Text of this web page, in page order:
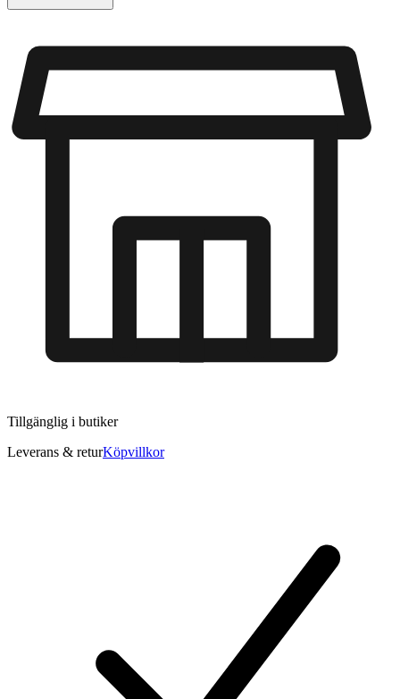
Tillgänglig i butiker
Leverans & returKöpvillkor